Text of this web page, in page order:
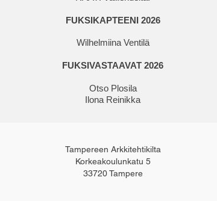
FUKSIKAPTEENI 2026
Wilhelmiina Ventilä
FUKSIVASTAAVAT 2026
Otso Plosila
Ilona Reinikka
Tampereen Arkkitehtikilta
Korkeakoulunkatu 5
33720 Tampere